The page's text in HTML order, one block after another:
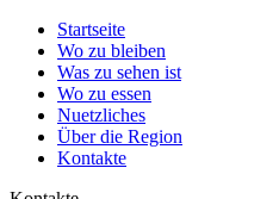
Startseite
Wo zu bleiben
Was zu sehen ist
Wo zu essen
Nuetzliches
Über die Region
Kontakte